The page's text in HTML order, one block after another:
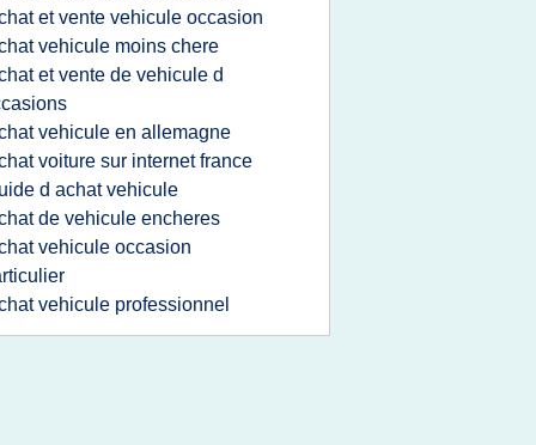
et vente vehicule occasion
vehicule moins chere
et vente de vehicule d
vehicule en allemagne
voiture sur internet france
d achat vehicule
de vehicule encheres
vehicule occasion
vehicule professionnel